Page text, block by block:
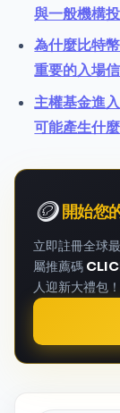
與一般機構
為什麼比特
重要的入場
主權基金進
可能產生什
🪙開始您
立即註冊全球
屬推薦碼
人迎新大禮包！